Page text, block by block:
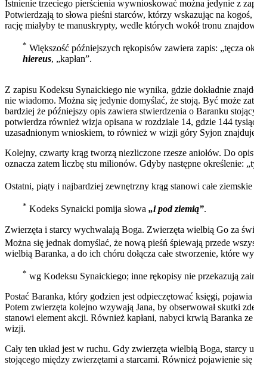
Istnienie trzeciego pierścienia wywnioskować można jedynie z
Potwierdzają to słowa pieśni starców, którzy wskazując na
rację miałyby te manuskrypty, wedle których wokół tronu
* Większość późniejszych rękopisów zawiera zapis: „tęcza
hiereus, „kapłan”.
Z zapisu Kodeksu Synaickiego nie wynika, gdzie dokładnie
nie wiadomo. Można się jedynie domyślać, że stoją. Być może
bardziej że późniejszy opis zawiera stwierdzenia o Baranku
potwierdza również wizja opisana w rozdziale 14, gdzie 144
uzasadnionym wnioskiem, to również w wizji góry Syjon
Kolejny, czwarty krąg tworzą niezliczone rzesze aniołów. Do
oznacza zatem liczbę stu milionów. Gdyby następne
Ostatni, piąty i najbardziej zewnętrzny krąg stanowi całe
* Kodeks Synaicki pomija słowa „i pod ziemią”.
Zwierzęta i starcy wychwalają Boga. Zwierzęta wielbią Go za
Można się jednak domyślać, że nową pieśń śpiewają przede
wielbią Baranka, a do ich chóru dołącza całe stworzenie, które
* wg Kodeksu Synaickiego; inne rękopisy nie przekazują
Postać Baranka, który godzien jest odpieczętować księgi,
Potem zwierzęta kolejno wzywają Jana, by obserwował skutki
stanowi element akcji. Również kapłani, nabyci krwią Baranka
wizji.
Cały ten układ jest w ruchu. Gdy zwierzęta wielbią Boga,
stojącego między zwierzętami a starcami. Również pojawienie